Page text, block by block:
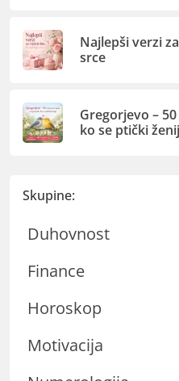
Najlepši verzi
srce
Gregorjevo –
ko se ptički
Skupine:
Duhovnost
Finance
Horoskop
Motivacija